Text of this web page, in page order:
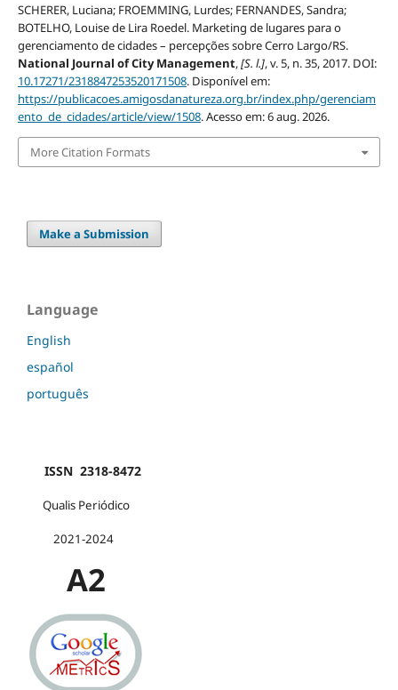
SCHERER, Luciana; FROEMMING, Lurdes; FERNANDES, Sandra;
BOTELHO, Louise de Lira Roedel. Marketing de lugares para o
gerenciamento de cidades – percepções sobre Cerro Largo/RS.
National Journal of City Management,[S. l.], v. 5, n. 35, 2017. DOI:
10.17271/2318847253520171508. Disponível em:
https://publicacoes.amigosdanatureza.org.br/index.php/gerenciam
ento_de_cidades/article/view/1508. Acesso em: 6 aug. 2026.
More Citation Formats
Make a Submission
Language
English
español
português
ISSN 2318-8472
Qualis Periódico
2021-2024
A2